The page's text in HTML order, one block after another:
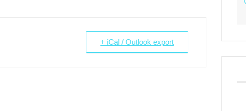
+ iCal / Outlook export